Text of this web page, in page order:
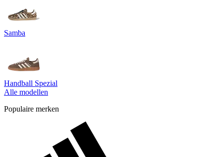
Samba
Handball Spezial
Alle modellen
Populaire merken